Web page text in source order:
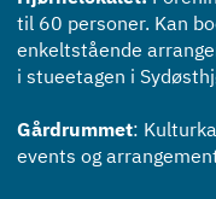
til 60 personer. Kan
enkeltstående
i stueetagen i
Gårdrummet:
events og